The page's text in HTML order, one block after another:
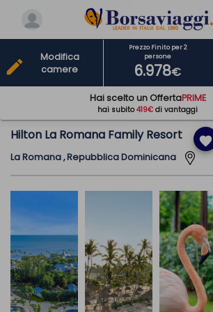
Hilton La Romana Family Resort favorite
La Romana , Repubblica Dominicana
Prezzo Finito per 2
persone
6.978€
edit
Modifica
camere
Hai scelto un OffertaPRIME
hai subito419€di vantaggi